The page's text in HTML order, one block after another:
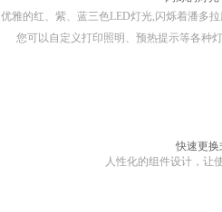
优雅的红、紫、蓝三色LED灯光,闪烁着潘多
您可以自定义打印照明、预热提示等各种
快速更换
人性化的组件设计，让